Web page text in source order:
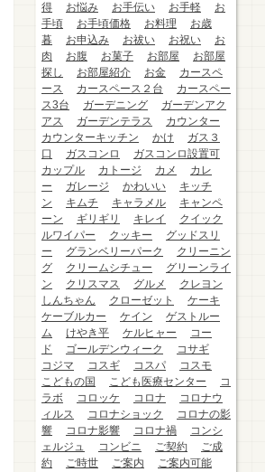
得
お悩み お手伝い お手軽
お
手頃
お手頃価格 お料理
お歳
暮
お申込み お祓い お祝い
お
肉
お腹 お菓子 お部屋
お部屋
探し
お部屋紹介 お金
カースペ
ース
カースペース２台
カースペー
ス3台
ガーデニング
ガーデンアク
アス
ガーデンテラス
カウンター
カウンターキッチン
かけ
ガス３
口
ガスコンロ
ガスコンロ設置可
カップル
カトージ カメ
カレ
ー
ガレージ かわいい
キッチ
ン
キムチ キャラメル
キャンペ
ーン
ギリギリ キレイ
クイック
ルワイパー
クッキー
グッドスリ
ー
グランベリーパーク
クリーニン
グ
クリームシチュー
グリーンライ
ン
クリスマス グルメ
クレヨン
しんちゃん
クローゼット
ケーキ
ケーブルカー
ケイン
ゲストルー
ム
けやき平 ケルヒャー
コー
ド
ゴールデンウィーク
コサギ
コジマ
コスギ コスパ
コスモ
こどもの国
こども医療センター
コ
ラボ
コロッケ コロナ
コロナウ
ィルス
コロナショック
コロナの影
響
コロナ影響 コロナ禍
コンシ
ェルジュ
コンビニ ご契約
ご成
約
ご時世 ご案内
ご案内可能